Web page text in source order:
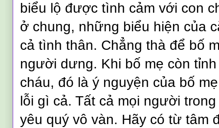
biểu lộ được tình cảm với con
ở chung, những biểu hiện của
cả tình thân. Chẳng thà để bố
người dưng. Khi bố mẹ còn
cháu, đó là ý nguyện của bố
lỗi gì cả. Tất cả mọi người
yêu quý vô vàn. Hãy có từ tâm